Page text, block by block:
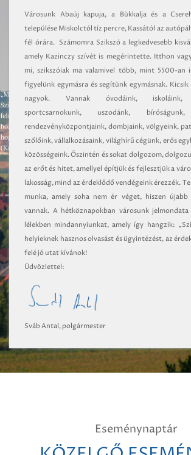
Városunk Abaúj kapuja, a Bükkalja és a
települése Miskolctól tíz percre, Kassától az
fél órára. Számomra Szikszó a legkedvesebb
amely Kazinczy szívét is megérintette. Itthon
mi, szikszóiak ma valamivel több, mint 5500-an
figyelünk egymásra és segítünk egymásnak. Kicsik
nagyok. Vannak óvodáink, iskoláink,
sportcsarnokunk, uszodánk, bíróságunk,
rendezvényközpontjaink, dombjaink, völgyeink,
szőlőink, vállalkozásaink, világhírű cégünk, erős
közösségeink. Őszintén és sokat dolgozom,
az erőt és hitet, amellyel építjük és fejlesztjük a
lakosság, mind az érdeklődő vendégeink érezzék.
munka, amely soha nem ér véget, hiszen
vannak. A hétköznapokban városunk
lélekben mindannyiunkat, amely így hangzik:
helyieknek hasznos olvasást és ügyintézést, az
felé jó utat kívánok!
Üdvözlettel:
Sváb Antal, polgármester
Eseménynaptár